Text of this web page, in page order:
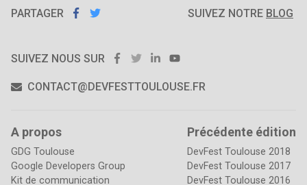
PARTAGER
SUR
SUIVEZ NOTRE BLOG
SUIVEZ NOUS SUR FACEBOOK
TWITTERLINKEDIN
CONTACT@DEVFESTTOULOUSE.FR
A propos
GDG Toulouse
Google Developers Group
Kit de communication
Précédente édition
DevFest Toulouse 2018
DevFest Toulouse 2017
DevFest Toulouse 2016